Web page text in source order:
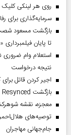
روی هر لینکی کلیک
سرمایه‌گذاری برای
بازگشت مسعود
تا پایان
نتیجه درخواست
اجیر کردن قاتل
بازگشت Black Flag Resynced خبری جذاب برای دوستداران بازی
معجزه، نقشه
توصیه‌های
جام‌جهانی مهاجران